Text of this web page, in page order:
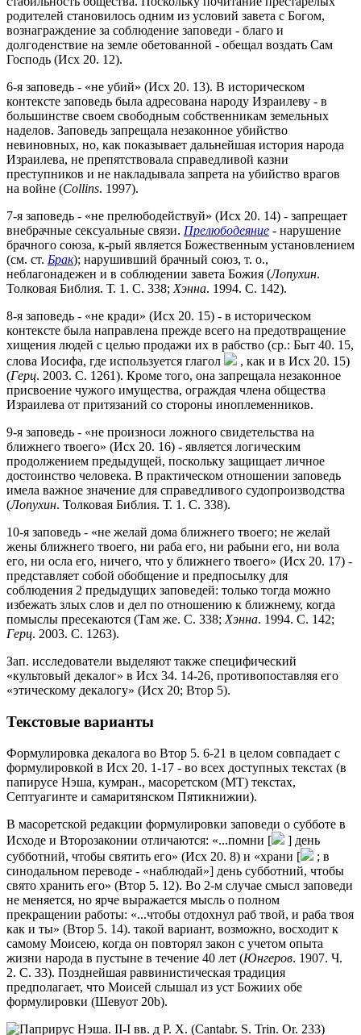
родителей становилось одним из условий завета с Богом,
вознаграждение за соблюдение заповеди - благо и
долгоденствие на земле обетованной - обещал воздать Сам
Господь (Исх 20. 12).
6-я заповедь - «не убий» (Исх 20. 13). В историческом
контексте заповедь была адресована народу Израилеву - в
большинстве своем свободным собственникам земельных
наделов. Заповедь запрещала незаконное убийство
невиновных, но, как показывает дальнейшая история народа
Израилева, не препятствовала справедливой казни
преступников и не накладывала запрета на убийство врагов
на войне (Collins. 1997).
7-я заповедь - «не прелюбодействуй» (Исх 20. 14) - запрещает
внебрачные сексуальные связи. Прелюбодеяние - нарушение
брачного союза, к-рый является Божественным установлением
(см. ст. Брак); нарушивший брачный союз, т. о.,
неблагонадежен и в соблюдении завета Божия (Лопухин.
Толковая Библия. Т. 1. С. 338; Хэнна. 1994. С. 142).
8-я заповедь - «не кради» (Исх 20. 15) - в историческом
контексте была направлена прежде всего на предотвращение
хищения людей с целью продажи их в рабство (ср.: Быт 40. 15,
слова Иосифа, где используется глагол
, как и в Исх 20. 15)
(Герц. 2003. C. 1261). Кроме того, она запрещала незаконное
присвоение чужого имущества, ограждая члена общества
Израилева от притязаний со стороны иноплеменников.
9-я заповедь - «не произноси ложного свидетельства на
ближнего твоего» (Исх 20. 16) - является логическим
продолжением предыдущей, поскольку защищает личное
достоинство человека. В практическом отношении заповедь
имела важное значение для справедливого судопроизводства
(Лопухин. Толковая Библия. Т. 1. С. 338).
10-я заповедь - «не желай дома ближнего твоего; не желай
жены ближнего твоего, ни раба его, ни рабыни его, ни вола
его, ни осла его, ничего, что у ближнего твоего» (Исх 20. 17) -
представляет собой обобщение и предпосылку для
соблюдения 2 предыдущих заповедей: только тогда можно
избежать злых слов и дел по отношению к ближнему, когда
помыслы пресекаются (Там же. С. 338; Хэнна. 1994. С. 142;
Герц. 2003. С. 1263).
Зап. исследователи выделяют также специфический
«культовый декалог» в Исх 34. 14-26, противопоставляя его
«этическому декалогу» (Исх 20; Втор 5).
Текстовые варианты
Формулировка декалога во Втор 5. 6-21 в целом совпадает с
формулировкой в Исх 20. 1-17 - во всех доступных текстах (в
папирусе Нэша, кумран., масоретском (МТ) текстах,
Септуагинте и самаритянском Пятикнижии).
В масоретской редакции формулировки заповеди о субботе в
Исходе и Второзаконии отличаются: «...помни [
] день
субботний, чтобы святить его» (Исх 20. 8) и «храни [
; в
синодальном переводе - «наблюдай»] день субботний, чтобы
свято хранить его» (Втор 5. 12). Во 2-м случае смысл заповеди
не меняется, но ярче выражается мысль о полном
прекращении работы: «...чтобы отдохнул раб твой, и раба твоя
как и ты» (Втор 5. 14). такой вариант, возможно, восходит к
самому Моисею, когда он повторял закон с учетом опыта
жизни народа в пустыне в течение 40 лет (Юнгеров. 1907. Ч.
2. С. 33). Позднейшая раввинистическая традиция
предполагает, что Моисей слышал из уст Божиих обе
формулировки (Шевуот 20b).